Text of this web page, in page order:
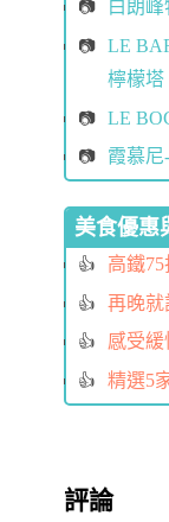
白朗
LE
檸檬塔
LE
霞慕尼
美食優惠
高鐵
再晚就
感受緩
精選5
評論